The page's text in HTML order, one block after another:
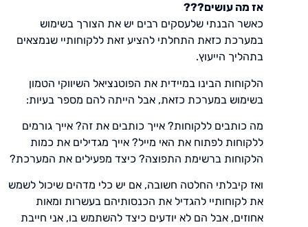
אז מה עושים???
כאשר הבנתי שלעסקים רבים יש את הצורך בשימוש
במערכת כזאת התחלתי להציע זאת ללקוחותיי שנמצאים
בתהליך הייעוץ.
הלקוחות הבינו במיידית את הפוטנציאל השיווקי הטמון
בשימוש במערכת כזאת, אבל הייתה להם מספר בעיות:
מה כותבים ללקוחות? אייך כותבים את זה? אייך גורמים
ללקוחות לפתוח את האי מייל? אייך מגדילים את כמות
הלקוחות ברשימת התפוצה? כיצד מפעילים את המערכת?
ואז קיבלתי החלטה חשובה, אם יש כלי מדהים שיכול לשמש
את לקוחותיי להגדיל את הכנסותיהם בעשרות ומאות
אחוזים, אבל הם לא יודעים כיצד להשתמש בו, אני חייבת